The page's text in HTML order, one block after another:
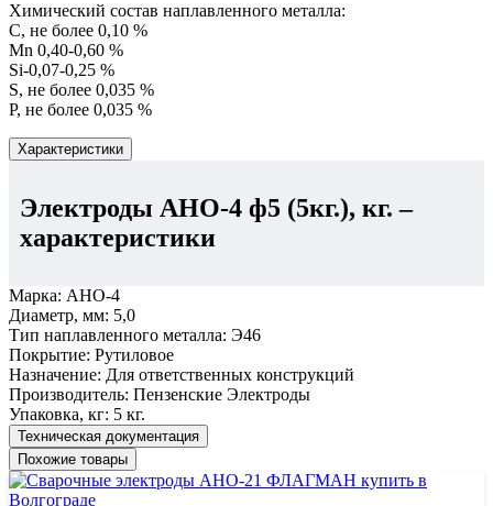
Химический состав наплавленного металла:
C, не более 0,10 %
Mn 0,40-0,60 %
Si-0,07-0,25 %
S, не более 0,035 %
P, не более 0,035 %
Характеристики
Электроды АНО-4 ф5 (5кг.), кг. –
характеристики
Марка: АНО-4
Диаметр, мм: 5,0
Тип наплавленного металла: Э46
Покрытие: Рутиловое
Назначение: Для ответственных конструкций
Производитель: Пензенские Электроды
Упаковка, кг: 5 кг.
Техническая документация
Похожие товары